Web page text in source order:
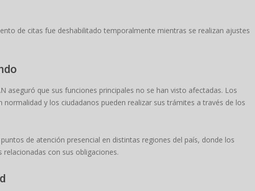
de citas fue deshabilitado temporalmente mientras se realizan ajustes
aseguró que sus funciones principales no se han visto afectadas. Los
y los ciudadanos pueden realizar sus trámites a través de los
de atención presencial en distintas regiones del país, donde los
con sus obligaciones.